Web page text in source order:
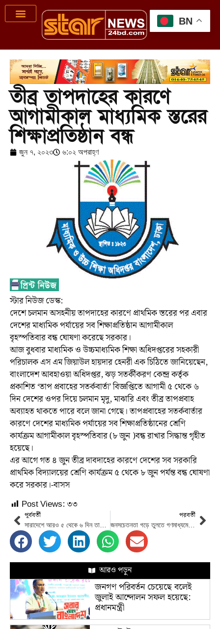
তীব্র তাপদাহের কারণে
আগামীকাল মাধ্যমিক স্তরের
শিক্ষাপ্রতিষ্ঠান বন্ধ
জুন ৭, ২০২৩ ৬:০২ অপরাহ্ণ
স্টার নিউজ ডেস্ক:
দেশে চলমান অসহনীয় তাপদাহের কারণে প্রাথমিক স্তরের পর এবার
দেশের মাধ্যমিক পর্যায়ের সব শিক্ষাপ্রতিষ্ঠান আগামীকাল
বৃহস্পতিবার বন্ধ ঘোষণা করেছে সরকার।
আজ বুধবার মাধ্যমিক ও উচ্চমাধ্যমিক শিক্ষা অধিদপ্তরের সহকারী
পরিচালক এস এম জিয়াউল হায়দার হেনরী এক চিঠিতে জানিয়েছেন,
বাংলাদেশ আবহাওয়া অধিদপ্তর, ঝড় সতর্কীকরণ কেন্দ্র কর্তৃক
প্রকাশিত ‘তাপ প্রবাহের সতর্কবার্তা’ বিজ্ঞপ্তিতে আগামী ৫ থেকে ৬
দিন দেশের ওপর দিয়ে চলমান মৃদু, মাঝারি এবং তীব্র তাপপ্রবাহ
অব্যাহত থাকতে পারে বলে জানা গেছে। তাপপ্রবাহের সতর্কবার্তার
কারণে দেশের মাধ্যমিক পর্যায়ের সব শিক্ষাপ্রতিষ্ঠানের শ্রেণি
কার্যক্রম আগামীকাল বৃহস্পতিবার (৮ জুন )বন্ধ রাখার সিদ্ধান্ত গৃহীত
হয়েছে।
এর আগে গত ৪ জুন তীব্র দাবদাহের কারণে দেশের সব সরকারি
প্রাথমিক বিদ্যালয়ের শ্রেণি কার্যক্রম ৫ থেকে ৮ জুন পর্যন্ত বন্ধ ঘোষণা
করে সরকার।-বাসস
Post Views:৩৩
পূর্ববর্তী
সারাদেশে আরও ৫ থেকে ৬ দিন তাপপ্রবাহ থাকতে পারে
পরবর্তী
জনসচেতনতা গড়ে তুলতে গণমাধ্যমের প্রতি রাষ্ট্রপতির আহ্বান
আরও পড়ুন
জনগণ পরিবর্তন চেয়েছে বলেই
জুলাই আন্দোলন সফল হয়েছে:
প্রধানমন্ত্রী
BN